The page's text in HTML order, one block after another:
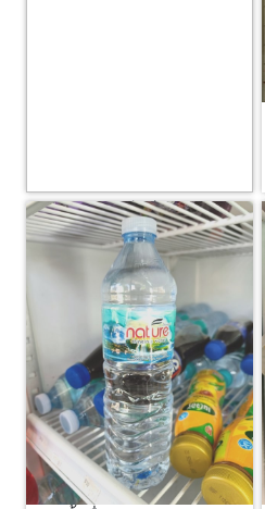
ซอส
25.- เหลืออยู่ 1 ชิ้น